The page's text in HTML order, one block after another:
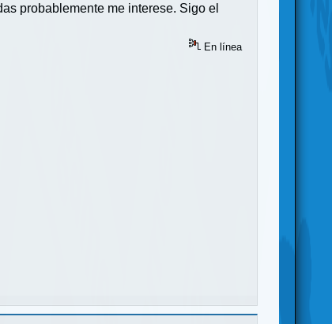
probablemente me interese. Sigo el
En línea